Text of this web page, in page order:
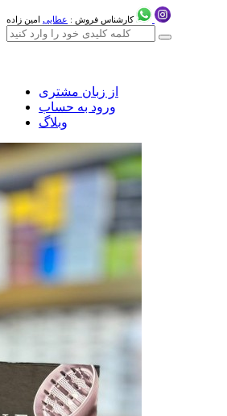
کارشناس فروش : عطایی امین زاده
از زبان مشتری
ورود به حساب
وبلاگ